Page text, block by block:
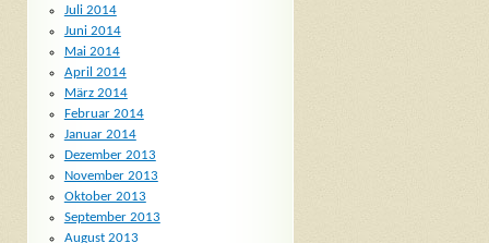
Juli 2014
Juni 2014
Mai 2014
April 2014
März 2014
Februar 2014
Januar 2014
Dezember 2013
November 2013
Oktober 2013
September 2013
August 2013